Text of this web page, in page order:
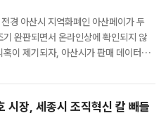
아산페이가 두
기 완판되면서 온라인상에 확인되지 않
혹이 제기되자, 아산시가 판매 데이터와
발행한 모바일 아산페이 200억 원은
인 지난 1일 오전 10시 30분 모두 판매됐
산페이 역시 발행액 5억 원이 4일까지
시장, 세종시 조직혁신 칼 빼들